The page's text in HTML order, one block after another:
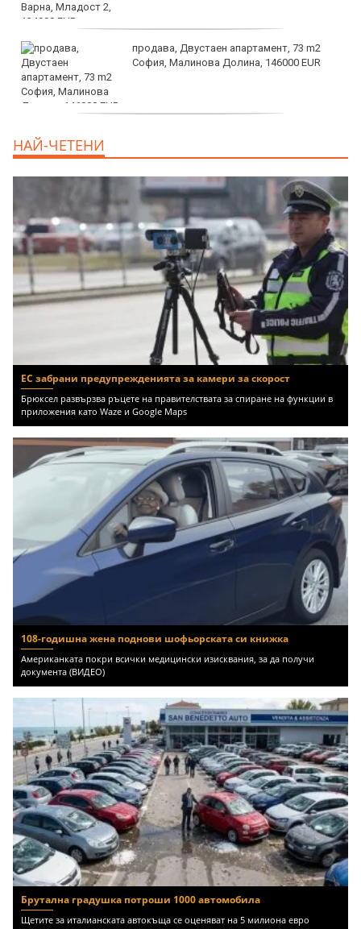
продава, Двустаен апартамент, 73 m2
София, Малинова Долина, 146000 EUR
НАЙ-ЧЕТЕНИ
ЕС забрани предупрежденията за камери за скорост
Брюксел развързва ръцете на правителствата за спиране на функции в
приложения като Waze и Google Maps
108-годишна жена поднови шофьорската си книжка
Американката покри всички медицински изисквания, за да получи
документа (ВИДЕО)
Брутална градушка потроши 1000 автомобила
Щетите за италианската автокъща се оценяват на 5 милиона евро